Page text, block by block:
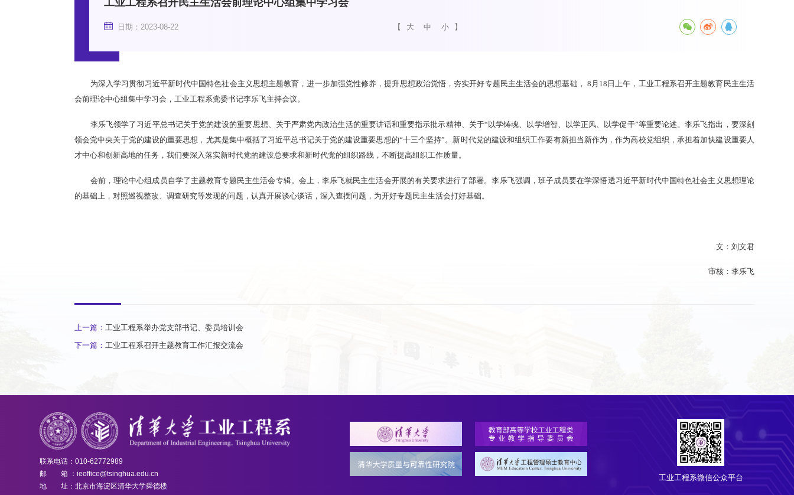
日期：2023-08-22 【 大 中 小 】
为深入学习贯彻习近平新时代中国特色社会主义思想主题教育，进一步加强党性修养，提升思想政治觉悟，夯实开好专题民主生活会的思想基础， 8月18日上午，工业工程系召开主题教育民主生活
会前理论中心组集中学习会，工业工程系党委书记李乐飞主持会议。
李乐飞领学了习近平总书记关于党的建设的重要思想、关于严肃党内政治生活的重要讲话和重要指示批示精神、关于“以学铸魂、以学增智、以学正风、以学促干”等重要论述。李乐飞指出，要深刻
领会党中央关于党的建设的重要思想，尤其是集中概括了习近平总书记关于党的建设重要思想的“十三个坚持”。新时代党的建设和组织工作要有新担当新作为，作为高校党组织，承担着加快建设重要人
才中心和创新高地的任务，我们要深入落实新时代党的建设总要求和新时代党的组织路线，不断提高组织工作质量。
会前，理论中心组成员自学了主题教育专题民主生活会专辑。会上，李乐飞就民主生活会开展的有关要求进行了部署。李乐飞强调，班子成员要在学深悟透习近平新时代中国特色社会主义思想理论
的基础上，对照巡视整改、调查研究等发现的问题，认真开展谈心谈话，深入查摆问题，为开好专题民主生活会打好基础。
文：刘文君
审核：李乐飞
上一篇： 工业工程系举办党支部书记、委员培训会
下一篇： 工业工程系召开主题教育工作汇报交流会
联系电话：010-62772989
邮 箱 ：ieoffice@tsinghua.edu.cn
地 址：北京市海淀区清华大学舜德楼
工业工程系微信公众平台